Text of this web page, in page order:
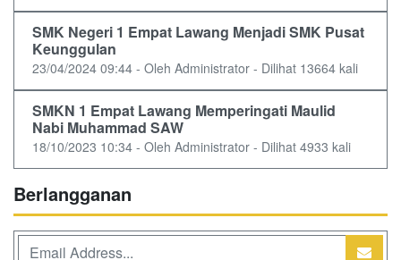
SMK Negeri 1 Empat Lawang Menjadi SMK Pusat
Keunggulan
23/04/2024 09:44 - Oleh Administrator - Dilihat 13664 kali
SMKN 1 Empat Lawang Memperingati Maulid
Nabi Muhammad SAW
18/10/2023 10:34 - Oleh Administrator - Dilihat 4933 kali
Berlangganan